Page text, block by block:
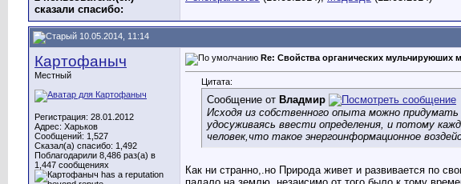
сказали cпасибо:
10.05.2014, 11:14
Картофаныч
Местный
Регистрация: 28.01.2012
Адрес: Харьков
Сообщений: 1,527
Сказал(а) спасибо: 1,492
Поблагодарили 8,486 раз(а) в
1,447 сообщениях
Re: Свойства органических мульчируюших
Цитата:
Сообщение от Владмир
Исходя из собственного опыта можно
удосуживаясь ввести определения, и потому
человек,что такое энергоинформационное
Как ни странно,.но Природа живет и развивается по